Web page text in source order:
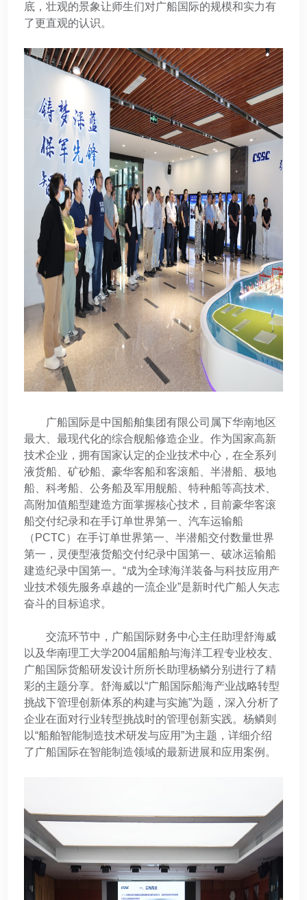
底，壮观的景象让师生们对广船国际的规模和实力有
了更直观的认识。
广船国际是中国船舶集团有限公司属下华南地区
最大、最现代化的综合舰船修造企业。作为国家高新
技术企业，拥有国家认定的企业技术中心，在全系列
液货船、矿砂船、豪华客船和客滚船、半潜船、极地
船、科考船、公务船及军用舰船、特种船等高技术、
高附加值船型建造方面掌握核心技术，目前豪华客滚
船交付纪录和在手订单世界第一、汽车运输船
（PCTC）在手订单世界第一、半潜船交付数量世界
第一，灵便型液货船交付纪录中国第一、破冰运输船
建造纪录中国第一。“成为全球海洋装备与科技应用产
业技术领先服务卓越的一流企业”是新时代广船人矢志
奋斗的目标追求。
交流环节中，广船国际财务中心主任助理舒海威
以及华南理工大学2004届船舶与海洋工程专业校友、
广船国际货船研发设计所所长助理杨鳞分别进行了精
彩的主题分享。舒海威以“广船国际船海产业战略转型
挑战下管理创新体系的构建与实施”为题，深入分析了
企业在面对行业转型挑战时的管理创新实践。杨鳞则
以“船舶智能制造技术研发与应用”为主题，详细介绍
了广船国际在智能制造领域的最新进展和应用案例。